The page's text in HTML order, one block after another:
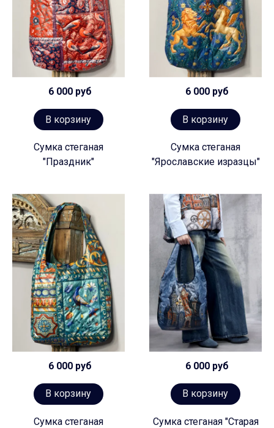
6 000 руб
В корзину
Сумка стеганая
"Праздник"
6 000 руб
В корзину
Сумка стеганая
"Ярославские изразцы"
6 000 руб
В корзину
Сумка стеганая
6 000 руб
В корзину
Сумка стеганая "Старая